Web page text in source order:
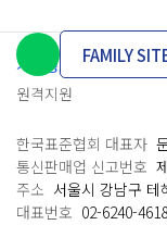
개인정보처리방침
원격지원
FAMILY
한국표준협회 대표자
통신판매업 신고번호
주소 서울시 강남구 테
대표번호 02-6240-